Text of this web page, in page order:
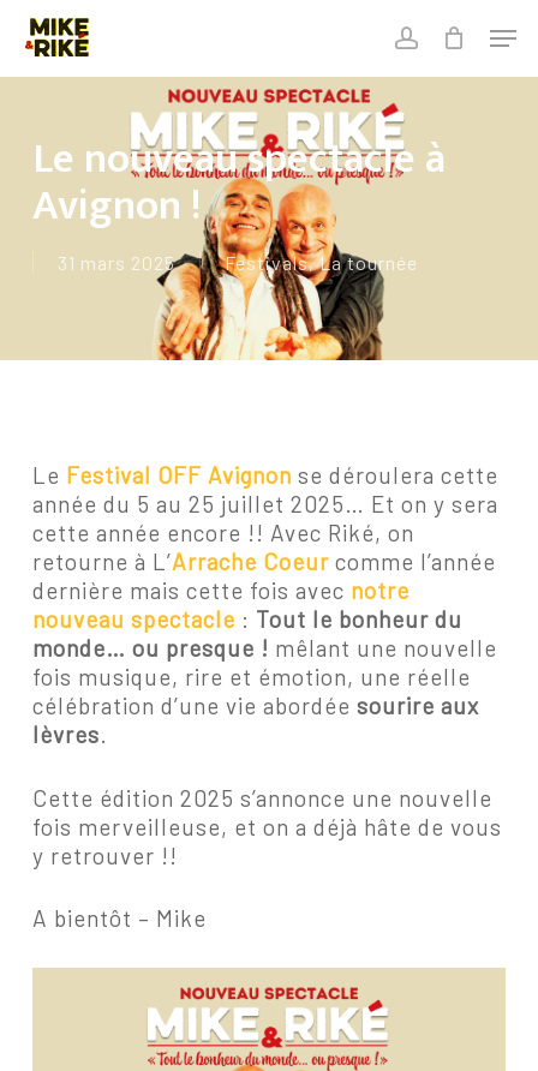
Skip
main
account
Close
Cart
Le nouveau spectacle à
Avignon !
31 mars 2025 Festivals,La tournée
Le Festival OFF Avignon se déroulera cette
année du 5 au 25 juillet 2025… Et on y sera
cette année encore !! Avec Riké, on
retourne à L’Arrache Coeurcomme l’année
dernière mais cette fois avec notre
nouveau spectacle : Tout le bonheur du
monde… ou presque ! mêlant une nouvelle
fois musique, rire et émotion, une réelle
célébration d’une vie abordée sourire aux
lèvres.
Cette édition 2025 s’annonce une nouvelle
fois merveilleuse, et on a déjà hâte de vous
y retrouver !!
A bientôt – Mike
Close